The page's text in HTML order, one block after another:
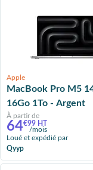
Apple
MacBook Pro M5
16Go 1To - Argent
À partir de
64€99 HT
/mois
Loué et expédié par
Qyyp